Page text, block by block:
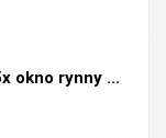
okno rynny ...